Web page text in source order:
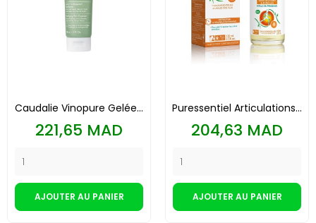
Caudalie Vinopure Gelée...
Prix
221,65 MAD
AJOUTER AU PANIER
Puressentiel Articulations...
Prix
204,63 MAD
AJOUTER AU PANIER